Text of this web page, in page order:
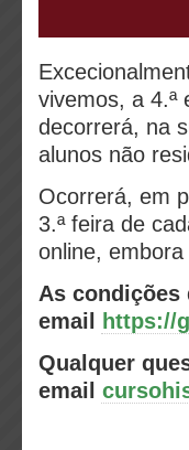
vivemos, a 4.ª
decorrerá, na
alunos não
Ocorrerá, em
3.ª feira de
online,
As condições
email
https://
Qualquer
email